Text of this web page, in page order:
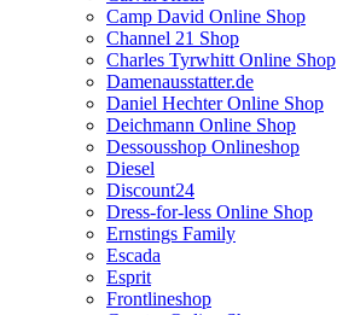
Camp David Online Shop
Channel 21 Shop
Charles Tyrwhitt Online Shop
Damenausstatter.de
Daniel Hechter Online Shop
Deichmann Online Shop
Dessousshop Onlineshop
Diesel
Discount24
Dress-for-less Online Shop
Ernstings Family
Escada
Esprit
Frontlineshop